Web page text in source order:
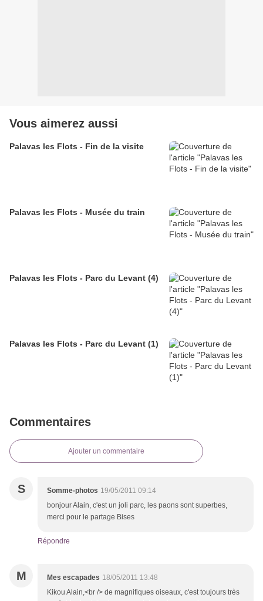
Vous aimerez aussi
Palavas les Flots - Fin de la visite
Palavas les Flots - Musée du train
Palavas les Flots - Parc du Levant (4)
Palavas les Flots - Parc du Levant (1)
Commentaires
Ajouter un commentaire
S Somme-photos 19/05/2011 09:14
bonjour Alain, c'est un joli parc, les paons sont superbes,
merci pour le partage Bises
Répondre
M Mes escapades 18/05/2011 13:48
Kikou Alain,<br /> de magnifiques oiseaux, c'est toujours très